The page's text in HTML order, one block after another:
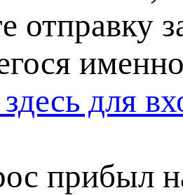
отправку
для
прибыл